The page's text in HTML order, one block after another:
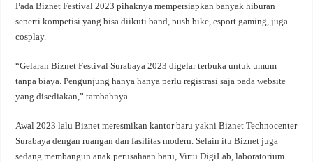
Pada Biznet Festival 2023 pihaknya mempersiapkan banyak hiburan
seperti kompetisi yang bisa diikuti band, push bike, esport gaming, juga
cosplay.
“Gelaran Biznet Festival Surabaya 2023 digelar terbuka untuk umum
tanpa biaya. Pengunjung hanya hanya perlu registrasi saja pada website
yang disediakan,” tambahnya.
Awal 2023 lalu Biznet meresmikan kantor baru yakni Biznet Technocenter
Surabaya dengan ruangan dan fasilitas modern. Selain itu Biznet juga
sedang membangun anak perusahaan baru, Virtu DigiLab, laboratorium